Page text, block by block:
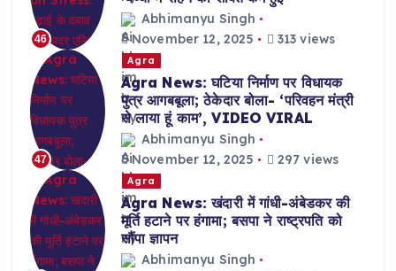
46
Abhimanyu Singh
November 12, 2025
313 views
47
Agra
Agra News: घटिया निर्माण पर विधायक
पुत्र आगबबूला; ठेकेदार बोला- ‘परिवहन मंत्री
से लाया हूं काम’, VIDEO VIRAL
Abhimanyu Singh
November 12, 2025
297 views
Agra
Agra News: खंदारी में गांधी-अंबेडकर की
मूर्ति हटाने पर हंगामा; बसपा ने राष्ट्रपति को
सौंपा ज्ञापन
Abhimanyu Singh